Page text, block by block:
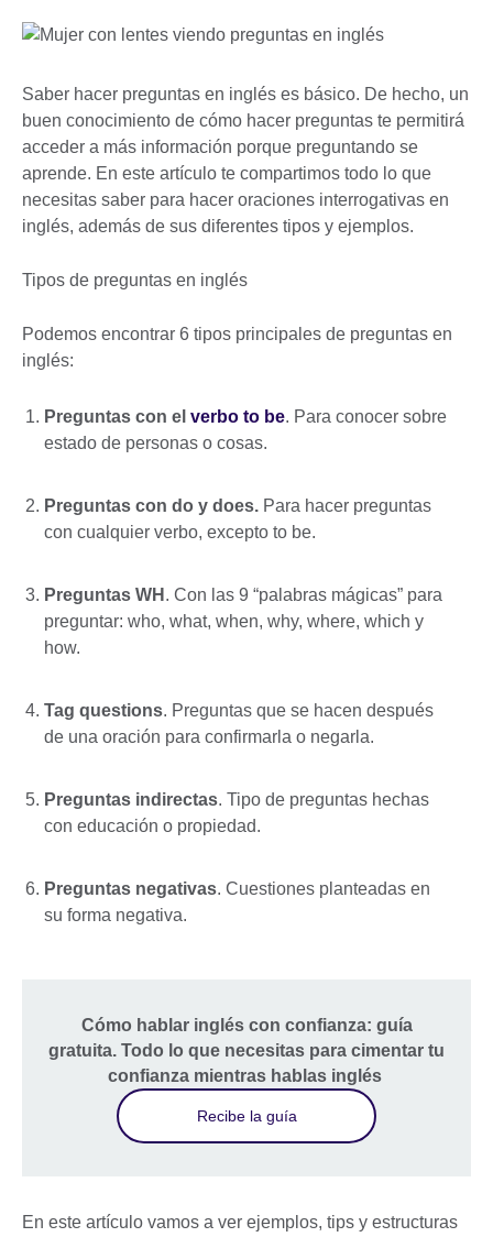
Saber hacer preguntas en inglés es básico. De hecho, un
buen conocimiento de cómo hacer preguntas te permitirá
acceder a más información porque preguntando se
aprende. En este artículo te compartimos todo lo que
necesitas saber para hacer oraciones interrogativas en
inglés, además de sus diferentes tipos y ejemplos.
Tipos de preguntas en inglés
Podemos encontrar 6 tipos principales de preguntas en
inglés:
Preguntas con el verbo to be. Para conocer sobre
estado de personas o cosas.
Preguntas con do y does. Para hacer preguntas
con cualquier verbo, excepto to be.
Preguntas WH . Con las 9 “palabras mágicas” para
preguntar: who, what, when, why, where, which y
how.
Tag questions. Preguntas que se hacen después
de una oración para confirmarla o negarla.
Preguntas indirectas. Tipo de preguntas hechas
con educación o propiedad.
Preguntas negativas. Cuestiones planteadas en
su forma negativa.
Cómo hablar inglés con confianza: guía
gratuita. Todo lo que necesitas para cimentar tu
confianza mientras hablas inglés
Recibe la guía
En este artículo vamos a ver ejemplos, tips y estructuras